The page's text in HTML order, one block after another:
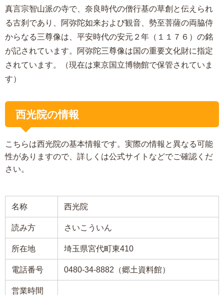
真言宗智山派の寺で、奈良時代の僧行基の草創と伝えられ
る古刹であり、阿弥陀如来および観音、勢至菩薩の両脇侍
からなる三尊像は、平安時代の安元２年（１１７６）の銘
が記されています。阿弥陀三尊像は国の重要文化財に指定
されています。（現在は東京国立博物館で保管されていま
す）
西光院の情報
こちらは西光院の基本情報です。実際の情報と異なる可能
性がありますので、詳しくは公式サイトなどでご確認くだ
さい。
名称 西光院
読み方 さいこういん
所在地 埼玉県宮代町東410
電話番号 0480-34-8882（郷土資料館）
営業時間